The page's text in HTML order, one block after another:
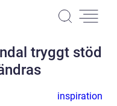
tryggt stöd
inspiration